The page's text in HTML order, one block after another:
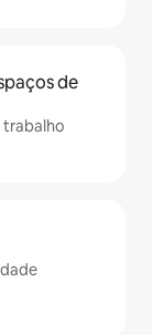
de
trabalho